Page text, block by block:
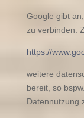
Google gibt
zu verbinden.
https://
weitere
bereit, so
Datennutzung